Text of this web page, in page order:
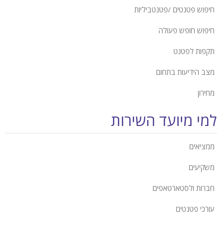
חיפוש פטנטים /פטנטביליות
חיפוש חופש פעולה
תקפות לפטנט
מצב הידיעות בתחום
מחירון
למי מיועד השירות
ממציאים
משקיעים
חברות ולסטארטאפים
עורכי פטנטים